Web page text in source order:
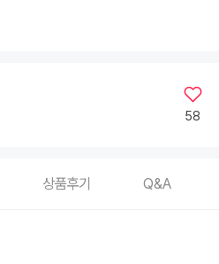
58
상품후기 Q&A